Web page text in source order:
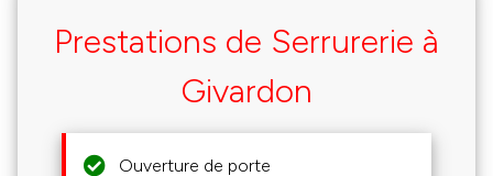
Prestations de Serrurerie à
Givardon
Ouverture de porte